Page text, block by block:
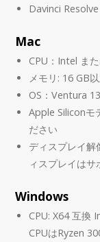
Davinci Resolve
Mac
CPU：Intel ま
メモリ: 16 GB
OS：Ventura
Apple Siliconモ
ださい
ディスプレイ
ィスプレイは
Windows
CPU: X64 互換
CPUはRyzen